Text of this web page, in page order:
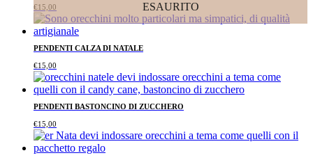
ESAURITO
€15,00
PENDENTI CALZA DI NATALE
€15,00
PENDENTI BASTONCINO DI ZUCCHERO
€15,00